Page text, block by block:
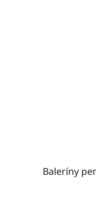
Baleríny